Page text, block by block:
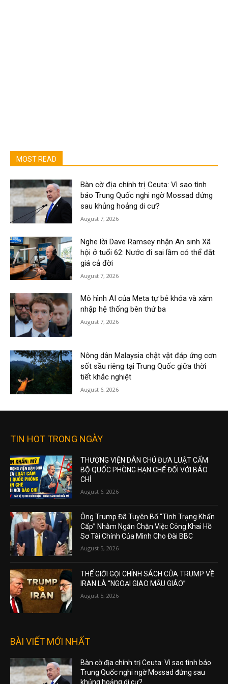
MOST READ
Bàn cờ địa chính trị Ceuta: Vì sao tình
báo Trung Quốc nghi ngờ Mossad đứng
sau khủng hoảng di cư?
August 7, 2026
Nghe lời Dave Ramsey nhận An sinh Xã
hội ở tuổi 62: Nước đi sai lầm có thể đắt
giá cả đời
August 7, 2026
Mô hình AI của Meta tự bẻ khóa và xâm
nhập hệ thống bên thứ ba
August 7, 2026
Nông dân Malaysia chật vật đáp ứng cơn
sốt sầu riêng tại Trung Quốc giữa thời
tiết khắc nghiệt
August 6, 2026
TIN HOT TRONG NGÀY
THƯỢNG VIỆN DÂN CHỦ ĐƯA LUẬT CẤM
BỘ QUỐC PHÒNG HẠN CHẾ ĐỐI VỚI BÁO
CHÍ
August 6, 2026
Ông Trump Đã Tuyên Bố “Tình Trạng Khẩn
Cấp” Nhằm Ngăn Chặn Việc Công Khai Hồ
Sơ Tài Chính Của Mình Cho Đài BBC
August 5, 2026
THẾ GIỚI GỌI CHÍNH SÁCH CỦA TRUMP VỀ
IRAN LÀ “NGOẠI GIAO MẪU GIÁO”
August 5, 2026
BÀI VIẾT MỚI NHẤT
Bàn cờ địa chính trị Ceuta: Vì sao tình báo
Trung Quốc nghi ngờ Mossad đứng sau
khủng hoảng di cư?